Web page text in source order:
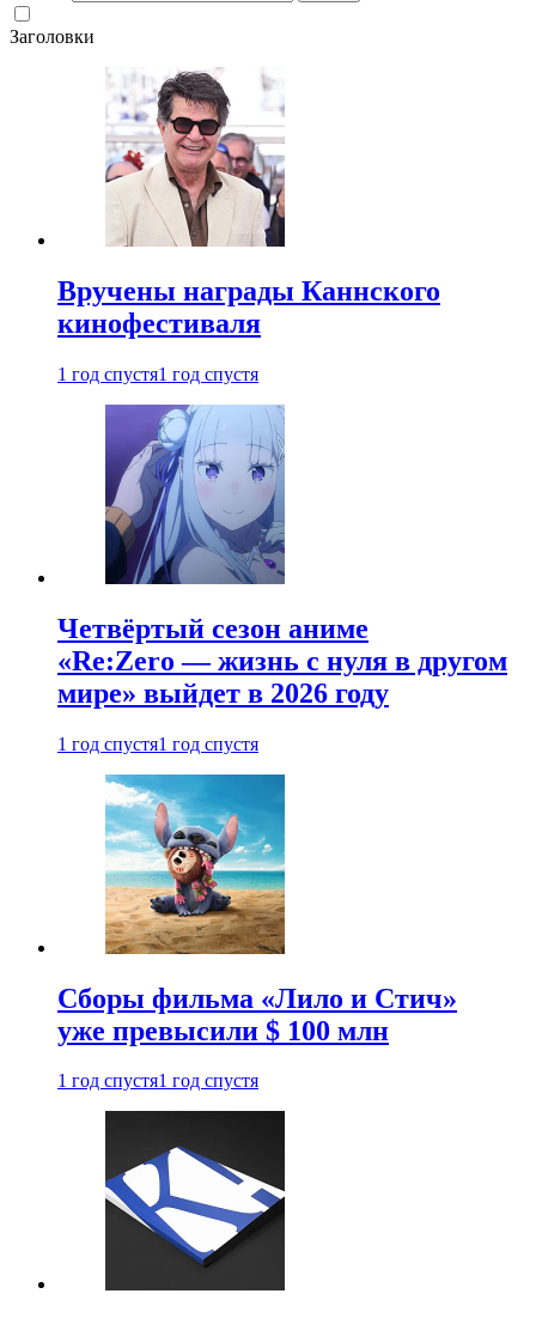
Заголовки
Вручены награды Каннского
кинофестиваля
1 год спустя1 год спустя
Четвёртый сезон аниме
«Re:Zero — жизнь с нуля в другом
мире» выйдет в 2026 году
1 год спустя1 год спустя
Сборы фильма «Лило и Стич»
уже превысили $ 100 млн
1 год спустя1 год спустя